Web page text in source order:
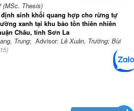
(MSc. Thesis)
sinh khối quang hợp cho rừng tự
xanh tại khu bảo tồn thiên nhiên
Châu, tỉnh Sơn La
Trung; Advisor: Lê Xuân, Trường; Bùi
)